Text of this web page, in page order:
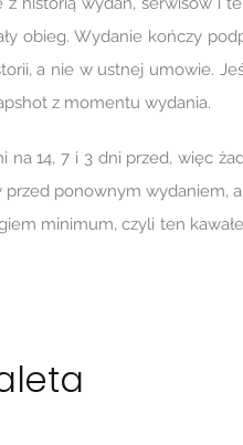
obieg. Wydanie kończy
a nie w ustnej umowie.
z momentu wydania.
14, 7 i 3 dni przed, więc
ponownym wydaniem,
minimum, czyli ten